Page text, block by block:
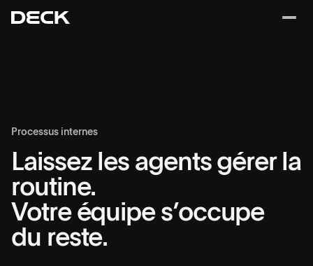
Processus internes
Laissez les agents gérer la
routine.
Votre équipe s’occupe
du reste.